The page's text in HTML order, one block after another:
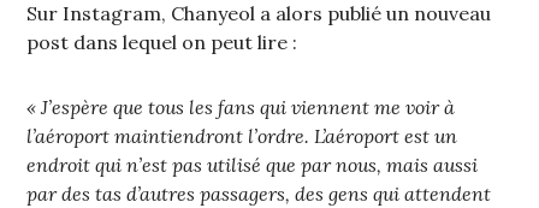
Sur Instagram, Chanyeol a alors publié un nouveau
post dans lequel on peut lire :
« J’espère que tous les fans qui viennent me voir à
l’aéroport maintiendront l’ordre. L’aéroport est un
endroit qui n’est pas utilisé que par nous, mais aussi
par des tas d’autres passagers, des gens qui attendent